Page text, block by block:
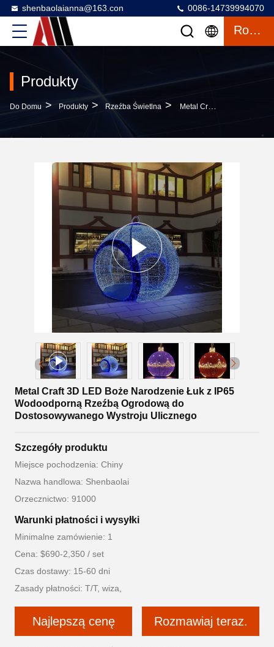
shenbaolaianna@163.con 0086-14739994070
Rozmowa
Produkty
Do Domu > Produkty > Rzeźba Świetlna > Metal Craft 3D LED Boże Narodzenie Łuk Z IP65 Wodoodporną Rzeźbą Ogrodową Do Dostosowywanego Wystroju Ulicznego
Metal Craft 3D LED Boże Narodzenie Łuk z IP65
Wodoodporną Rzeźbą Ogrodową do
Dostosowywanego Wystroju Ulicznego
Szczegóły produktu
Miejsce pochodzenia: Chiny
Nazwa handlowa: Shenbaolai
Orzecznictwo: 91000
Warunki płatności i wysyłki
Minimalne zamówienie: 1
Cena: $690-2,350 / set
Czas dostawy: 15-60 dni
Zasady płatności: T/T, wiza,
Najlepszą cenę Rozmawiaj teraz.